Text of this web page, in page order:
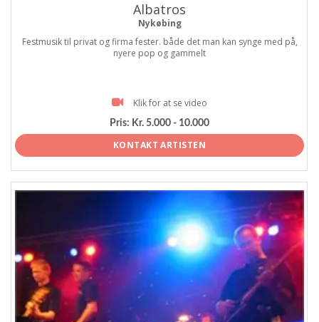
Albatros
Nykøbing
Festmusik til privat og firma fester. både det man kan synge med på,
nyere pop og gammelt
Klik for at se video
Pris: Kr. 5.000 - 10.000
KONTAKT ARTISTEN